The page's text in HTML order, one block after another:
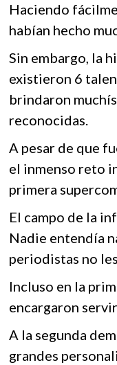
Haciendo
habían hecho
Sin embargo, la
existieron 6
brindaron
reconocidas.
A pesar de que
el inmenso reto
primera
El campo de la
Nadie entendía
periodistas no
Incluso en la
encargaron
A la segunda
grandes